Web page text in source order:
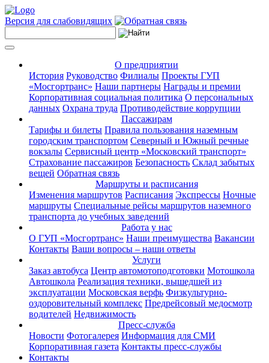
Версия для слабовидящих
О предприятии
История Руководство Филиалы Проекты ГУП
«Мосгортранс» Наши партнеры Награды и премии
Корпоративная социальная политика О персональных
данных Охрана труда Противодействие коррупции
Пассажирам
Тарифы и билеты Правила пользования наземным
городским транспортом Северный и Южный речные
вокзалы Сервисный центр «Московский транспорт»
Страхование пассажиров Безопасность Склад забытых
вещей Обратная связь
Маршруты и расписания
Изменения маршрутов Расписания Экспрессы Ночные
маршруты Специальные рейсы маршрутов наземного
транспорта до учебных заведений
Работа у нас
О ГУП «Мосгортранс» Наши преимущества Вакансии
Контакты Ваши вопросы – наши ответы
Услуги
Заказ автобуса Центр автомотоподготовки Мотошкола
Автошкола Реализация техники, вышедшей из
эксплуатации Московская верфь Физкультурно-
оздоровительный комплекс Предрейсовый медосмотр
водителей Недвижимость
Пресс-служба
Новости Фотогалерея Информация для СМИ
Корпоративная газета Контакты пресс-службы
Контакты